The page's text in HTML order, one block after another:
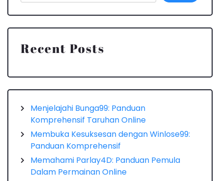
Recent Posts
Menjelajahi Bunga99: Panduan
Komprehensif Taruhan Online
Membuka Kesuksesan dengan Winlose99:
Panduan Komprehensif
Memahami Parlay4D: Panduan Pemula
Dalam Permainan Online